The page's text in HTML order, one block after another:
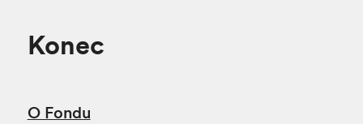
Konec
O Fondu